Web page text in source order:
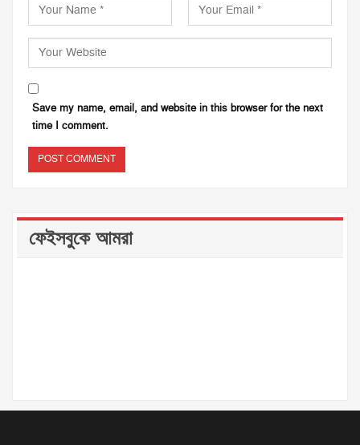
Save my name, email, and website in this browser for the next
time I comment.
ফেইসবুকে আমরা